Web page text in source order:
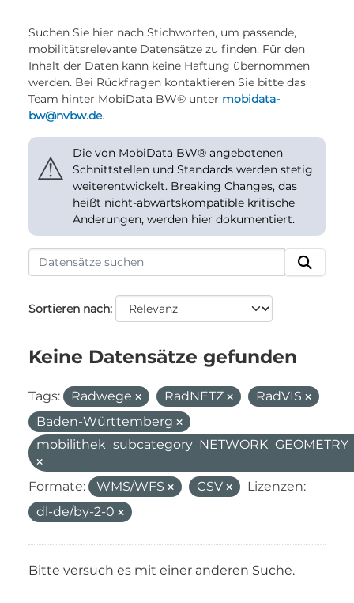
Suchen Sie hier nach Stichworten, um passende,
mobilitätsrelevante Datensätze zu finden. Für den
Inhalt der Daten kann keine Haftung übernommen
werden. Bei Rückfragen kontaktieren Sie bitte das
Team hinter MobiData BW® unter mobidata-
bw@nvbw.de.
⚠
Die von MobiData BW® angebotenen
Schnittstellen und Standards werden stetig
weiterentwickelt. Breaking Changes, das
heißt nicht-abwärtskompatible kritische
Änderungen, werden hier dokumentiert.
Sortieren nach
Keine Datensätze gefunden
Tags: Radwege RadNETZ
RadVIS
Baden-Württemberg
Formate: WMS/WFS CSV
Lizenzen:
dl-de/by-2-0
Bitte versuch es mit einer anderen Suche.